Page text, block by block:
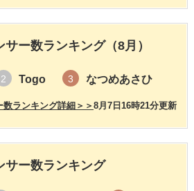
ー数ランキング（8月）
2 Togo 3 なつめあさひ
8月7日16時21分更新
数ランキング詳細＞＞
サー数ランキング